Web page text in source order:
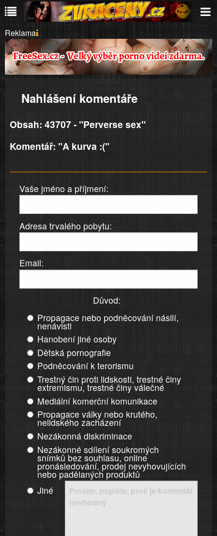
Reklama
Nahlášení komentáře
Obsah: 43707 - "Perverse sex"
Komentář: "A kurva :("
Vaše jméno a příjmení:
Adresa trvalého pobytu:
Email:
Důvod:
Propagace nebo podněcování násilí,
nenávisti
Hanobení jiné osoby
Dětská pornografie
Podněcování k terorismu
Trestný čin proti lidskosti, trestné činy
extremismu, trestné činy válečné
Mediální komerční komunikace
Propagace války nebo krutého,
nelidského zacházení
Nezákonná diskriminace
Nezákonné sdílení soukromých
snímků bez souhlasu, online
pronásledování, prodej nevyhovujících
nebo padělaných produktů
Jiné